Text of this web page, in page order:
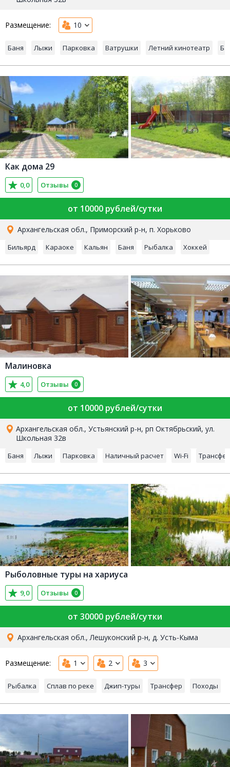
Размещение: 10
Баня Лыжи Парковка Ватрушки Летний кинотеатр
Как дома 29
0,0 Отзывы 0
от 10000 рублей/сутки
Архангельская обл., Приморский р-н, п. Хорьково
Бильярд Караоке Кальян Баня Рыбалка Хоккей
Малиновка
4,0 Отзывы 0
от 10000 рублей/сутки
Архангельская обл., Устьянский р-н, рп Октябрьский, ул.
Школьная 32в
Баня Лыжи Парковка Наличный расчет Wi-Fi Трансфер
Рыболовные туры на хариуса
9,0 Отзывы 0
от 30000 рублей/сутки
Архангельская обл., Лешуконский р-н, д. Усть-Кыма
Размещение: 1 2 3
Рыбалка Сплав по реке Джип-туры Трансфер Походы